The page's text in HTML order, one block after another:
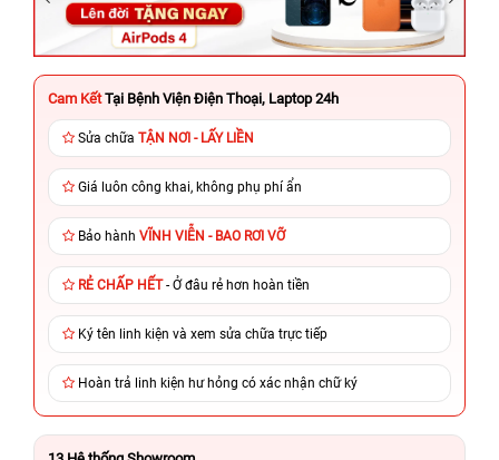
Cam Kết Tại Bệnh Viện Điện Thoại, Laptop 24h
Sửa chữa TẬN NƠI - LẤY LIỀN
Giá luôn công khai, không phụ phí ẩn
Bảo hành VĨNH VIỄN - BAO RƠI VỠ
RẺ CHẤP HẾT- Ở đâu rẻ hơn hoàn tiền
Ký tên linh kiện và xem sửa chữa trực tiếp
Hoàn trả linh kiện hư hỏng có xác nhận chữ ký